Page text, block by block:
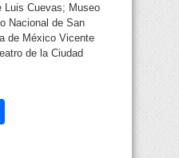
Luis Cuevas; Museo
Nacional de San
de México Vicente
de la Ciudad